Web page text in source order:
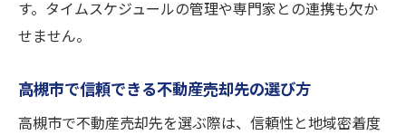
す。タイムスケジュールの管理や専門家との連携も欠か
せません。
高槻市で信頼できる不動産売却先の選び方
高槻市で不動産売却先を選ぶ際は、信頼性と地域密着度